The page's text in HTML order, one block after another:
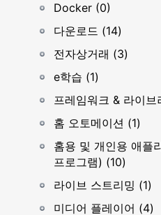
Docker (0)
다운로드 (14)
전자상거래 (3)
e학습 (1)
프레임워크 & 라이브
홈 오토메이션 (1)
홈용 및 개인용 애플
프로그램) (10)
라이브 스트리밍 (1)
미디어 플레이어 (4)